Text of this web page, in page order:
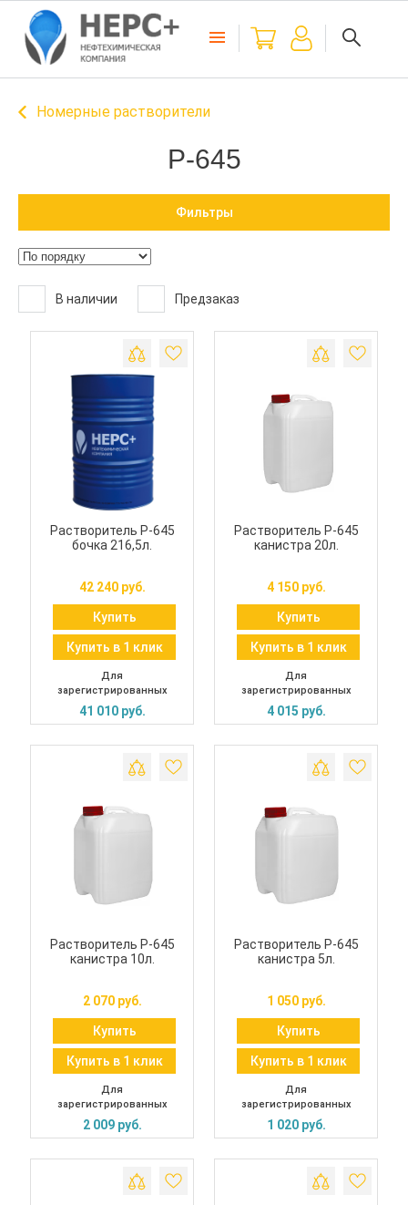
Номерные растворители
Р-645
Фильтры
В наличии Предзаказ
Растворитель Р-645
бочка 216,5л.
42 240 руб.
Купить
Купить в 1 клик
Для
зарегистрированных
41 010 руб.
Растворитель Р-645
канистра 20л.
4 150 руб.
Купить
Купить в 1 клик
Для
зарегистрированных
4 015 руб.
Растворитель Р-645
канистра 10л.
2 070 руб.
Купить
Купить в 1 клик
Для
зарегистрированных
2 009 руб.
Растворитель Р-645
канистра 5л.
1 050 руб.
Купить
Купить в 1 клик
Для
зарегистрированных
1 020 руб.